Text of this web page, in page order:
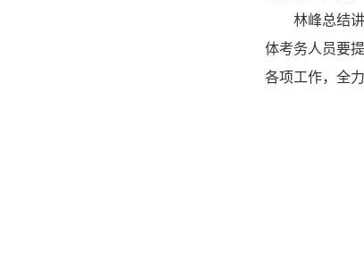
林峰总结
体考务人员要
各项工作，全